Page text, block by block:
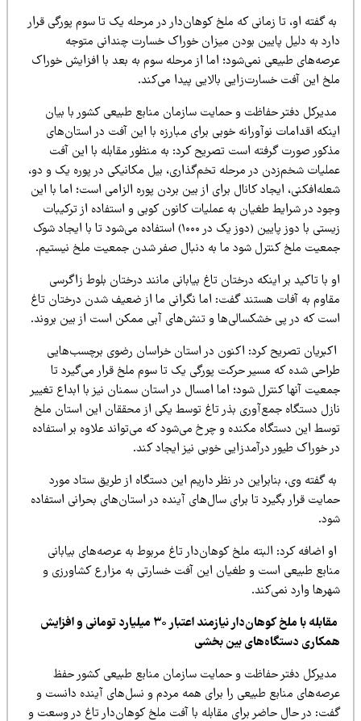
گفته او، تا زمانی که ملخ کوهان‌دار در مرحله یک تا سوم پورگی قرار
به دلیل پایین بودن میزان خوراک خسارت چندانی متوجه
طبیعی نمی‌شود؛ اما از مرحله سوم به بعد با افزایش خوراک
این آفت خسارت‌زایی بالایی پیدا می‌کند.
دفتر حفاظت و حمایت سازمان منابع طبیعی کشور با بیان
اقدامات نوآورانه خوبی برای مبارزه با این آفت در استان‌های
صورت گرفته است تصریح کرد: به منظور مقابله با این آفت
شخم‌زدن در مرحله تخم‌گذاری، بیل مکانیکی در پوره یک و دو،
ایجاد کانال برای از بین بردن پوره الزامی است؛ اما با این
در شرایط طغیان به عملیات کانون کوبی و استفاده از ترکیبات
زیستی با دوز پایین (دوز یک در ۱۰۰۰) استفاده می‌شود تا با ایجاد شوک
ملخ کنترل شود ما به دنبال صفر شدن جمعیت ملخ نیستیم.
با تاکید بر اینکه درختان تاغ بیابانی مانند درختان بلوط زاگرسی
به آفات هستند گفت: اما نگرانی ما از ضعیف شدن درختان تاغ
که در پی خشکسالی‌ها و تنش‌های آبی ممکن است از بین بروند.
تصریح کرد: اکنون در استان خراسان رضوی برچسب‌هایی
شده که مسیر حرکت پورگی یک تا سوم ملخ قرار می‌گیرد تا
آنها کنترل شود؛ اما امسال در استان سمنان نیز با ابداع تغییر
دستگاه جمع‌آوری بذر تاغ توسط یکی از محققان این استان ملخ
این دستگاه مکنده و چرخ می‌شود که می‌تواند علاوه بر استفاده
خوراک طیور درآمدزایی خوبی نیز ایجاد کند.
گفته وی، بنابراین در نظر داریم این دستگاه از طریق ستاد مورد
قرار بگیرد تا برای سال‌های آینده در استان‌های بحرانی استفاده
اضافه کرد: البته ملخ کوهان‌دار تاغ مربوط به عرصه‌های بیابانی
طبیعی است و طغیان این آفت خسارتی به مزارع کشاورزی و
وارد نمی‌کند.
مقابله با ملخ کوهان‌دار نیازمند اعتبار ۳۰ میلیارد تومانی و افزایش
دستگاه‌های بین بخشی
دفتر حفاظت و حمایت سازمان منابع طبیعی کشور حفظ
منابع طبیعی را برای همه مردم و نسل‌های آینده دانست و
در حال حاضر برای مقابله با آفت ملخ کوهان‌دار تاغ در وسعت و